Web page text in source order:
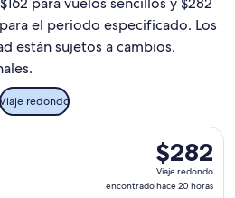
el periodo especificado. Los
están sujetos a cambios.
Viaje redondo
$282
Viaje
redondo,
$282
Viaje redondo
encontrado hace 20 horas
con salida el mar, 29 sept.